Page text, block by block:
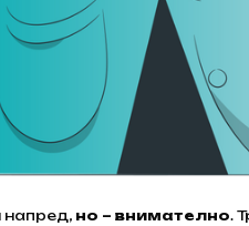
напред, но – внимателно.